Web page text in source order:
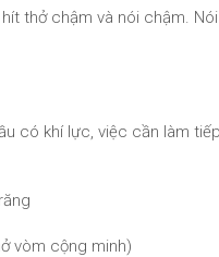
thở chậm và nói chậm.
có khí lực, việc cần làm
vòm cộng minh)